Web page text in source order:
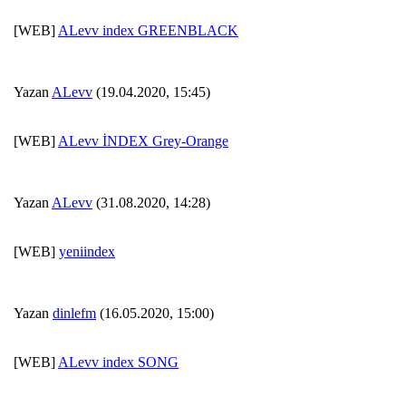
[WEB] ALevv index GREENBLACK
Yazan ALevv (19.04.2020, 15:45)
[WEB] ALevv İNDEX Grey-Orange
Yazan ALevv (31.08.2020, 14:28)
[WEB] yeniindex
Yazan dinlefm (16.05.2020, 15:00)
[WEB] ALevv index SONG